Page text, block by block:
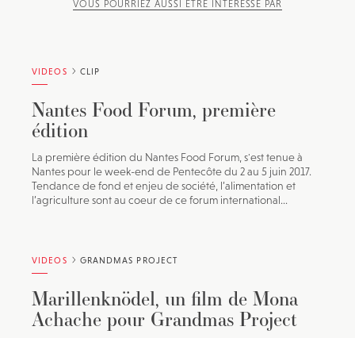
VOUS POURRIEZ AUSSI ÊTRE INTÉRESSÉ PAR
VIDEOS CLIP
Nantes Food Forum, première
édition
La première édition du Nantes Food Forum, s'est tenue à
Nantes pour le week-end de Pentecôte du 2 au 5 juin 2017.
Tendance de fond et enjeu de société, l’alimentation et
l’agriculture sont au coeur de ce forum international...
VIDEOS GRANDMAS PROJECT
Marillenknödel, un film de Mona
Achache pour Grandmas Project